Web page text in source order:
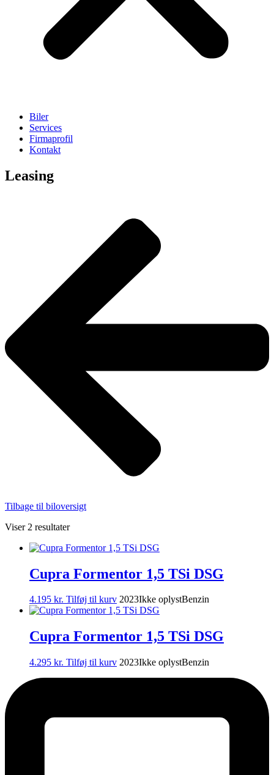
Biler
Services
Firmaprofil
Kontakt
Leasing
Tilbage til biloversigt
Viser 2 resultater
Cupra Formentor 1,5 TSi DSG
4.195 kr. Tilføj til kurv 2023Ikke oplystBenzin
Cupra Formentor 1,5 TSi DSG
4.295 kr. Tilføj til kurv 2023Ikke oplystBenzin